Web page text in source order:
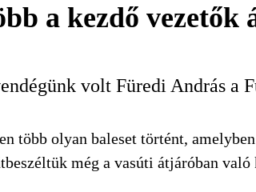
a kezdő vezetők
volt Füredi András a
több olyan baleset történt,
még a vasúti átjáróban